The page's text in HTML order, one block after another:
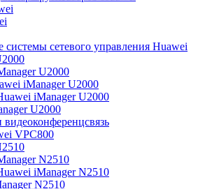
сетевого управления Huawei
U2000
iManager U2000
iManager U2000
U2000
видеоконференцсвязь
VPC800
N2510
iManager N2510
N2510